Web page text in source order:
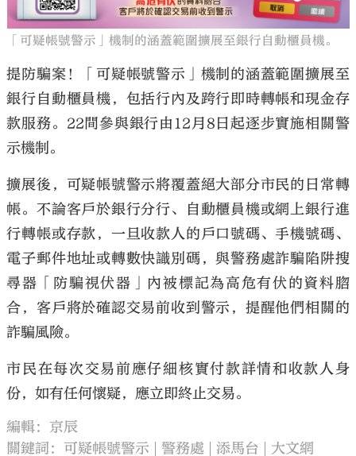
「可疑帳號警示」機制的涵蓋範圍擴展至銀行自動櫃員機。
提防騙案！「可疑帳號警示」機制的涵蓋範圍擴展至
銀行自動櫃員機，包括行內及跨行即時轉帳和現金存
款服務。22間參與銀行由12月8日起逐步實施相關警
示機制。
擴展後，可疑帳號警示將覆蓋絕大部分市民的日常轉
帳。不論客戶於銀行分行、自動櫃員機或網上銀行進
行轉帳或存款，一旦收款人的戶口號碼、手機號碼、
電子郵件地址或轉數快識別碼，與警務處詐騙陷阱搜
尋器「防騙視伏器」內被標記為高危有伏的資料脗
合，客戶將於確認交易前收到警示，提醒他們相關的
詐騙風險。
市民在每次交易前應仔細核實付款詳情和收款人身
份，如有任何懷疑，應立即終止交易。
編輯：京辰
關鍵詞： 可疑帳號警示 警務處 添馬台 大文網